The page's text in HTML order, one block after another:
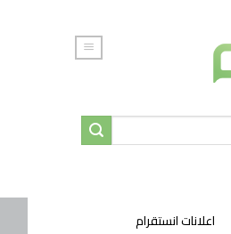
اعلانات انستقرام